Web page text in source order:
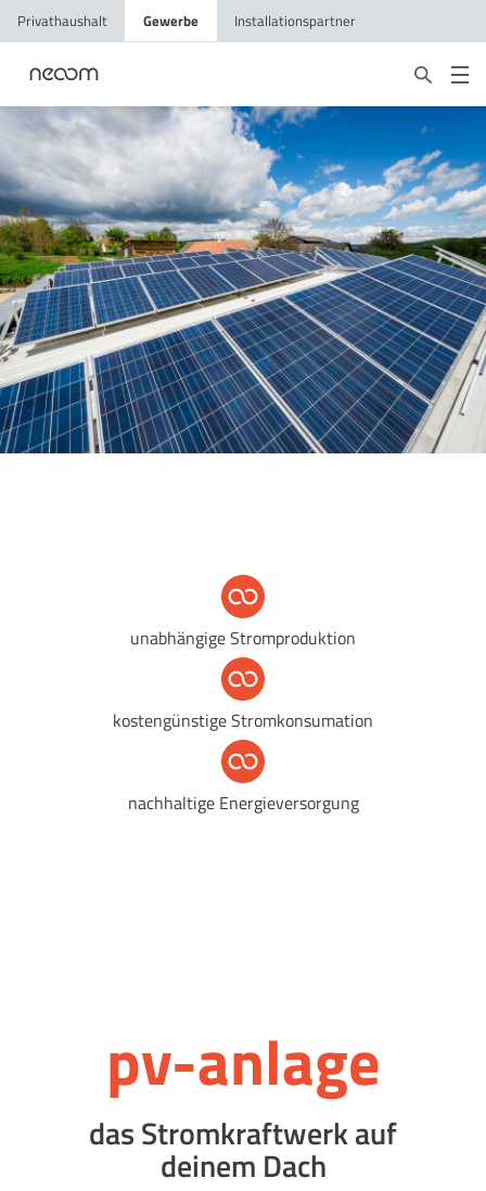
Privathaushalt Gewerbe Installationspartner
unabhängige Stromproduktion
kostengünstige Stromkonsumation
nachhaltige Energieversorgung
pv-anlage
das Stromkraftwerk auf
deinem Dach